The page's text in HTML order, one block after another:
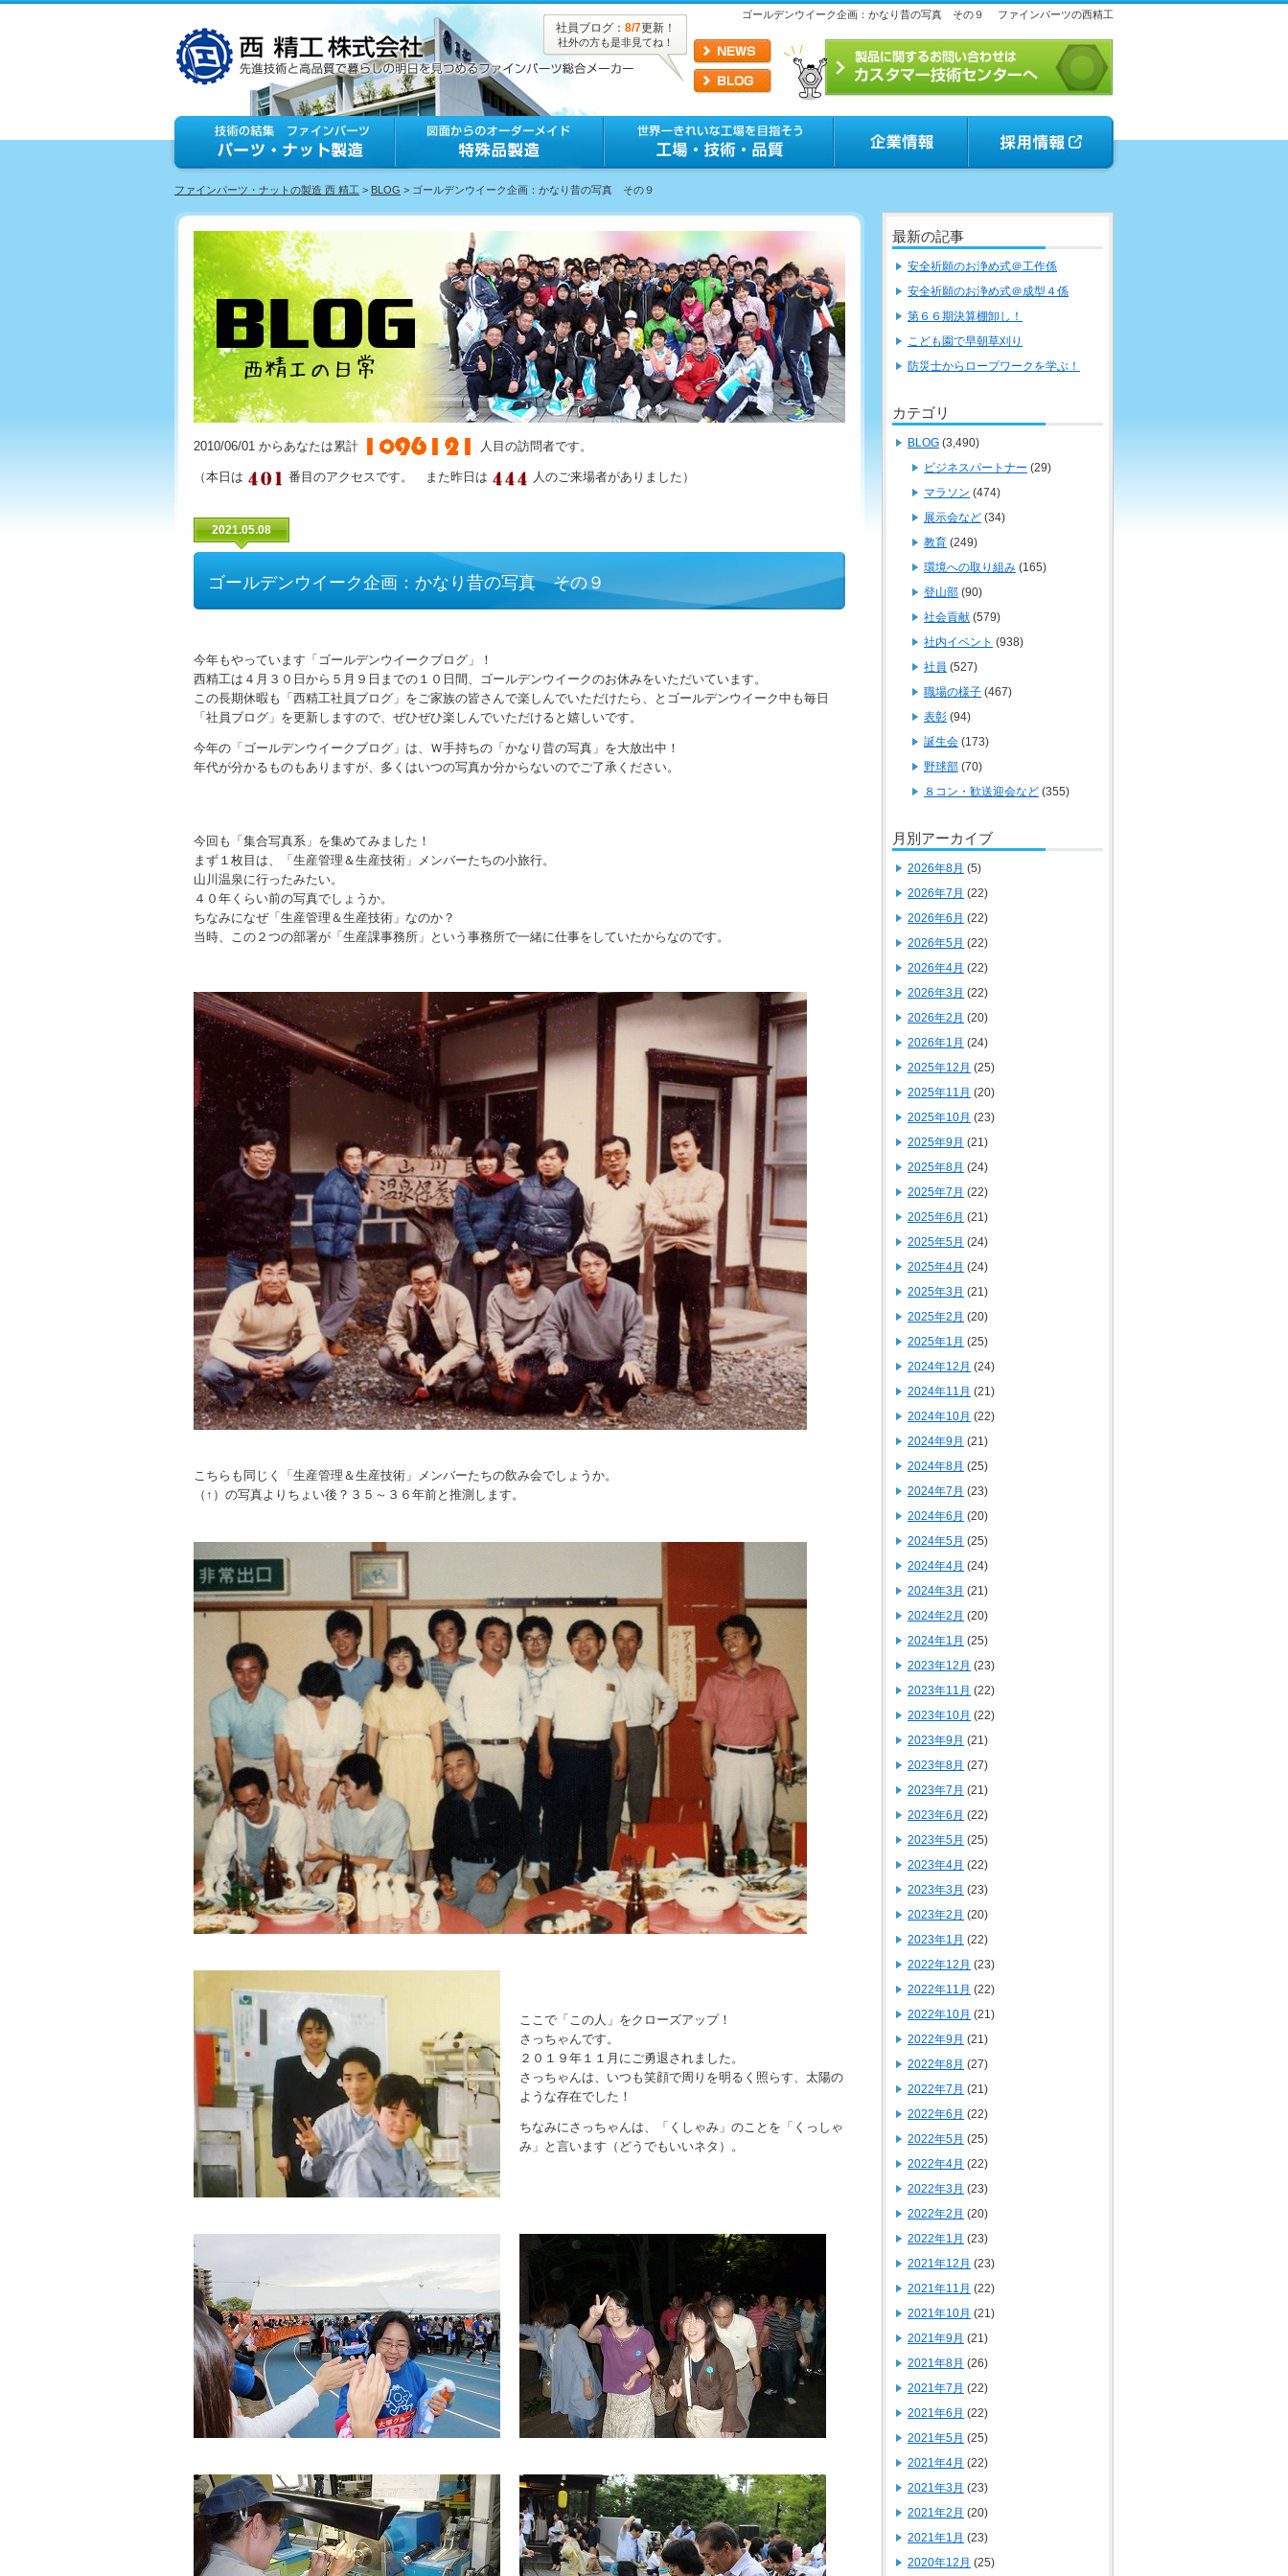
ゴールデンウイーク企画：かなり昔の写真 その９ ファインパーツの西精工
社員ブログ： 8/7更新！
社外の方も是非見てね！
ファインパーツ・ナットの製造 西 精工 > BLOG > ゴールデンウイーク企画：かなり昔の写真 その９
2010/06/01 からあなたは累計 人目の訪問者です。
（本日は 番目のアクセスです。 また昨日は 人のご来場者がありました）
2021.05.08
ゴールデンウイーク企画：かなり昔の写真 その９
今年もやっています「ゴールデンウイークブログ」！
西精工は４月３０日から５月９日までの１０日間、ゴールデンウイークのお休みをいただいています。
この長期休暇も「西精工社員ブログ」をご家族の皆さんで楽しんでいただけたら、とゴールデンウイーク中も毎日
「社員ブログ」を更新しますので、ぜひぜひ楽しんでいただけると嬉しいです。
今年の「ゴールデンウイークブログ」は、Ｗ手持ちの「かなり昔の写真」を大放出中！
年代が分かるものもありますが、多くはいつの写真か分からないのでご了承ください。
今回も「集合写真系」を集めてみました！
まず１枚目は、「生産管理＆生産技術」メンバーたちの小旅行。
山川温泉に行ったみたい。
４０年くらい前の写真でしょうか。
ちなみになぜ「生産管理＆生産技術」なのか？
当時、この２つの部署が「生産課事務所」という事務所で一緒に仕事をしていたからなのです。
こちらも同じく「生産管理＆生産技術」メンバーたちの飲み会でしょうか。
（↑）の写真よりちょい後？３５～３６年前と推測します。
ここで「この人」をクローズアップ！
さっちゃんです。
２０１９年１１月にご勇退されました。
さっちゃんは、いつも笑顔で周りを明るく照らす、太陽の
ような存在でした！
ちなみにさっちゃんは、「くしゃみ」のことを「くっしゃ
み」と言います（どうでもいいネタ）。
最新の記事
安全祈願のお浄め式＠工作係
安全祈願のお浄め式＠成型４係
第６６期決算棚卸し！
こども園で早朝草刈り
防災士からロープワークを学ぶ！
カテゴリ
BLOG (3,490)
ビジネスパートナー (29)
マラソン (474)
展示会など (34)
教育 (249)
環境への取り組み (165)
登山部 (90)
社会貢献 (579)
社内イベント (938)
社員 (527)
職場の様子 (467)
表彰 (94)
誕生会 (173)
野球部 (70)
８コン・歓送迎会など (355)
月別アーカイブ
2026年8月 (5)
2026年7月 (22)
2026年6月 (22)
2026年5月 (22)
2026年4月 (22)
2026年3月 (22)
2026年2月 (20)
2026年1月 (24)
2025年12月 (25)
2025年11月 (20)
2025年10月 (23)
2025年9月 (21)
2025年8月 (24)
2025年7月 (22)
2025年6月 (21)
2025年5月 (24)
2025年4月 (24)
2025年3月 (21)
2025年2月 (20)
2025年1月 (25)
2024年12月 (24)
2024年11月 (21)
2024年10月 (22)
2024年9月 (21)
2024年8月 (25)
2024年7月 (23)
2024年6月 (20)
2024年5月 (25)
2024年4月 (24)
2024年3月 (21)
2024年2月 (20)
2024年1月 (25)
2023年12月 (23)
2023年11月 (22)
2023年10月 (22)
2023年9月 (21)
2023年8月 (27)
2023年7月 (21)
2023年6月 (22)
2023年5月 (25)
2023年4月 (22)
2023年3月 (23)
2023年2月 (20)
2023年1月 (22)
2022年12月 (23)
2022年11月 (22)
2022年10月 (21)
2022年9月 (21)
2022年8月 (27)
2022年7月 (21)
2022年6月 (22)
2022年5月 (25)
2022年4月 (22)
2022年3月 (23)
2022年2月 (20)
2022年1月 (23)
2021年12月 (23)
2021年11月 (22)
2021年10月 (21)
2021年9月 (21)
2021年8月 (26)
2021年7月 (22)
2021年6月 (22)
2021年5月 (25)
2021年4月 (22)
2021年3月 (23)
2021年2月 (20)
2021年1月 (23)
2020年12月 (25)